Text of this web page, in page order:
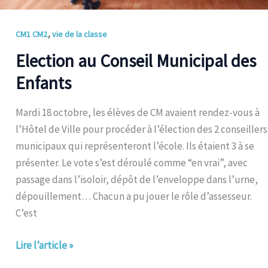
CM1 CM2,vie de la classe
Election au Conseil Municipal des
Enfants
Mardi 18 octobre, les élèves de CM avaient rendez-vous à
l’Hôtel de Ville pour procéder à l’élection des 2 conseillers
municipaux qui représenteront l’école. Ils étaient 3 à se
présenter. Le vote s’est déroulé comme “en vrai”, avec
passage dans l’isoloir, dépôt de l’enveloppe dans l’urne,
dépouillement… Chacun a pu jouer le rôle d’assesseur.
C’est
Lire l’article »